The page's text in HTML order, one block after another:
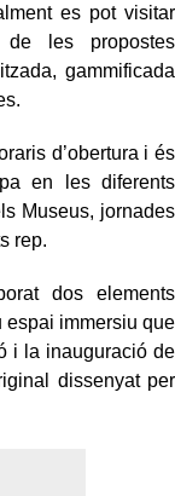
es pot visitar
les propostes
gammificada
d’obertura i és
en les diferents
Museus, jornades
rep.
dos elements
immersiu que
i la inauguració de
dissenyat per